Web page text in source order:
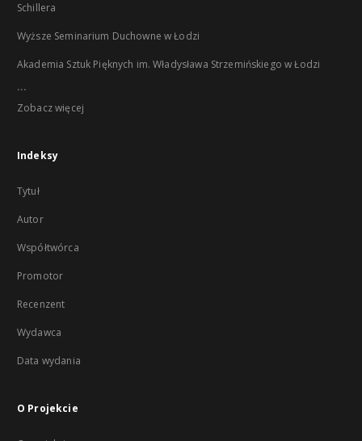
Schillera
Wyższe Seminarium Duchowne w Łodzi
Akademia Sztuk Pięknych im. Władysława Strzemińskiego w Łodzi
...
Zobacz więcej
Indeksy
Tytuł
Autor
Współtwórca
Promotor
Recenzent
Wydawca
Data wydania
O Projekcie